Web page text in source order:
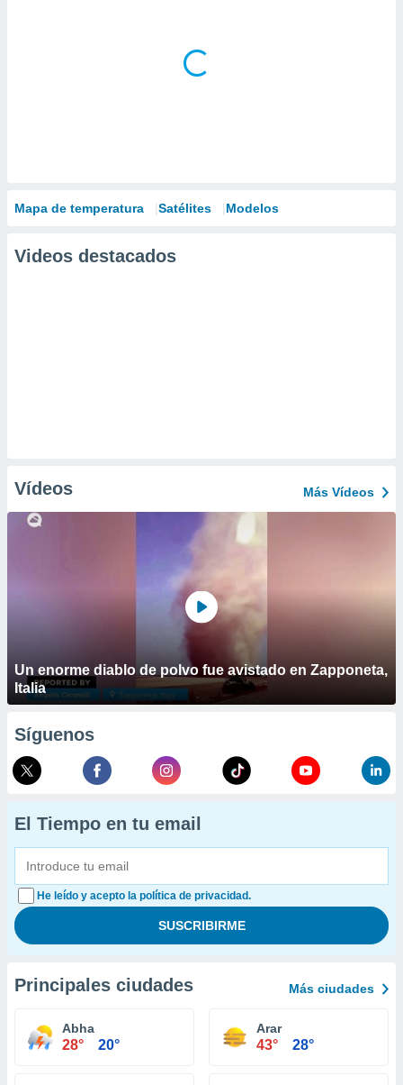
Mapa de temperatura Satélites Modelos
Videos destacados
Vídeos Más Vídeos
Un enorme diablo de polvo fue avistado en Zapponeta,
Italia
Síguenos
El Tiempo en tu email
He leído y acepto la política de privacidad.
Principales ciudades Más ciudades
Abha
28° 20°
Arar
43° 28°